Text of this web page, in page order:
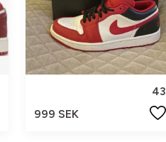
43
999 SEK